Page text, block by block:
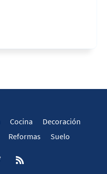
Cocina
Decoración
Reformas Suelo